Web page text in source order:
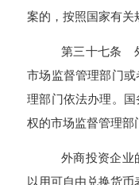
案的，按照国家有关
第三十七条
市场监督管理部门
理部门依法办理。
权的市场监督管理部
外商投资企业
以用可自由兑换货币